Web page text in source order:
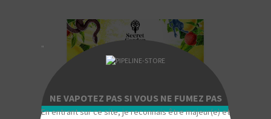
"
NE VAPOTEZ PAS SI VOUS NE FUMEZ PAS
En entrant sur ce site, je reconnais être majeur(e) et